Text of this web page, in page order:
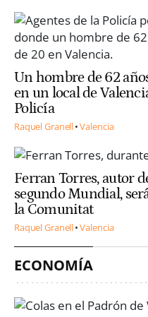
Un hombre de 62
en un local de
Policía
Raquel Granell Valencia
Ferran Torres, autor
segundo Mundial,
la Comunitat
Raquel Granell Valencia
ECONOMÍA